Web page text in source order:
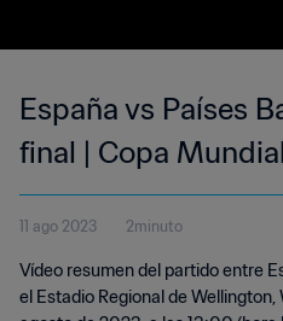
España vs Países
final | Copa
FIFA Australia &
2023™ | Highlights
11 ago 2023 2minuto
Vídeo resumen del partido entre
el Estadio Regional de Wellington,